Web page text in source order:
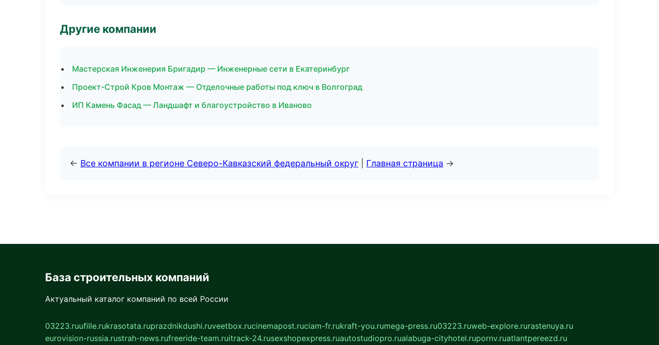
Другие компании
Мастерская Инженерия Бригадир — Инженерные сети в Екатеринбург
Проект-Строй Кров Монтаж — Отделочные работы под ключ в Волгоград
ИП Камень Фасад — Ландшафт и благоустройство в Иваново
← Все компании в регионе Северо-Кавказский федеральный округ Главная страница →
База строительных компаний
Актуальный каталог компаний по всей России
03223.ruufille.rukrasotata.ruprazdnikdushi.ruveetbox.rucinemapost.ruciam-fr.rukraft-you.rumega-press.ru03223.ruweb-explore.rurastenuya.ru
eurovision-russia.rustrah-news.rufreeride-team.ruitrack-24.rusexshopexpress.ruautostudiopro.rualabuga-cityhotel.rupornv.ruatlantpereezd.ru